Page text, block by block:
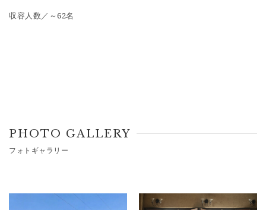
収容人数／～62名
PHOTO GALLERY
フォトギャラリー